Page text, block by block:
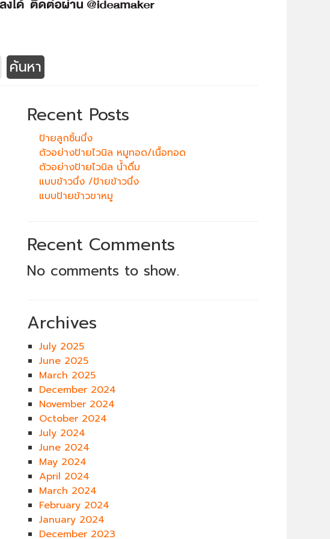
Recent Posts
ป้ายลูกชิ้นนึ่ง
ตัวอย่างป้ายไวนิล หมูทอด/เนื้อทอด
ตัวอย่างป้ายไวนิล น้ำดื่ม
แบบข้าวนึ่ง /ป้ายข้าวนึ่ง
แบบป้ายข้าวขาหมู
Recent Comments
No comments to show.
Archives
July 2025
June 2025
March 2025
December 2024
November 2024
October 2024
July 2024
June 2024
May 2024
April 2024
March 2024
February 2024
January 2024
December 2023